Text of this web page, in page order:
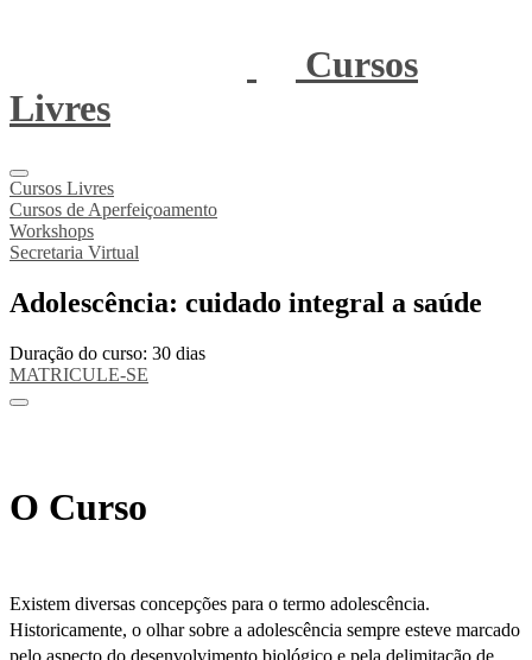
Cursos
Livres
Cursos Livres
Cursos de Aperfeiçoamento
Workshops
Secretaria Virtual
Adolescência: cuidado integral a saúde
Duração do curso: 30 dias
MATRICULE-SE
O Curso
Existem diversas concepções para o termo adolescência.
Historicamente, o olhar sobre a adolescência sempre esteve marcado